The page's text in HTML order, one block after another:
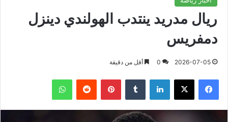
ريال مدريد ينتدب الهولندي دينزل
دمفريس
2026-07-05
0 أقل من دقيقة
فيسبوك X لينكدإن بينتيريست واتساب